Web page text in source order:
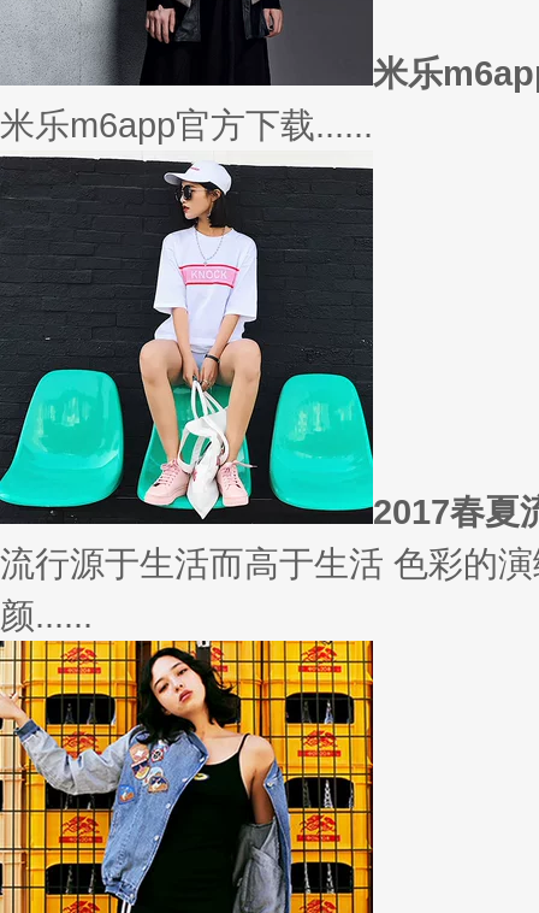
相信
你有什么事情是曾经深信不疑，
变......